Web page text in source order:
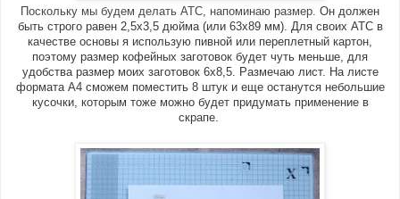
Поскольку мы будем делать АТС, напоминаю размер. Он должен
быть строго равен 2,5х3,5 дюйма (или 63х89 мм). Для своих АТС в
качестве основы я использую пивной или переплетный картон,
поэтому размер кофейных заготовок будет чуть меньше, для
удобства размер моих заготовок 6х8,5. Размечаю лист. На листе
формата А4 сможем поместить 8 штук и еще останутся небольшие
кусочки, которым тоже можно будет придумать применение в
скрапе.